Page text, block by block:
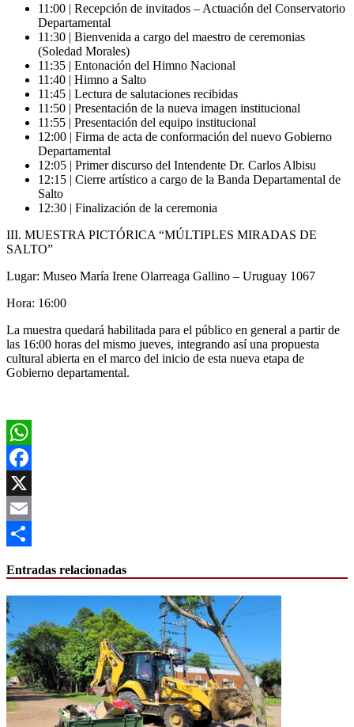
11:00 | Recepción de invitados – Actuación del Conservatorio
Departamental
11:30 | Bienvenida a cargo del maestro de ceremonias
(Soledad Morales)
11:35 | Entonación del Himno Nacional
11:40 | Himno a Salto
11:45 | Lectura de salutaciones recibidas
11:50 | Presentación de la nueva imagen institucional
11:55 | Presentación del equipo institucional
12:00 | Firma de acta de conformación del nuevo Gobierno
Departamental
12:05 | Primer discurso del Intendente Dr. Carlos Albisu
12:15 | Cierre artístico a cargo de la Banda Departamental de
Salto
12:30 | Finalización de la ceremonia
III. MUESTRA PICTÓRICA “MÚLTIPLES MIRADAS DE
SALTO”
Lugar: Museo María Irene Olarreaga Gallino – Uruguay 1067
Hora: 16:00
La muestra quedará habilitada para el público en general a partir de
las 16:00 horas del mismo jueves, integrando así una propuesta
cultural abierta en el marco del inicio de esta nueva etapa de
Gobierno departamental.
WhatsApp
Facebook
X
Email
Entradas relacionadas